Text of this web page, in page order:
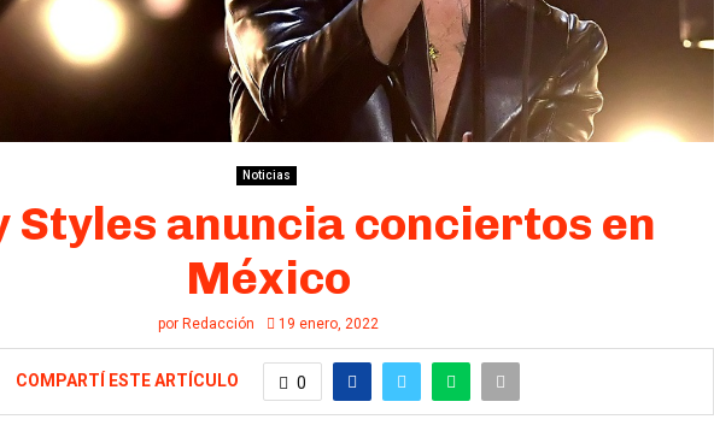
Noticias
Styles anuncia conciertos en
México
por Redacción 19 enero, 2022
COMPARTÍ ESTE ARTÍCULO 0